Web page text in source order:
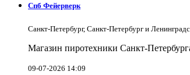
Спб Фейерверк
Санкт-Петербург, Санкт-Петербург и
Магазин пиротехники Санкт-
09-07-2026 14:09